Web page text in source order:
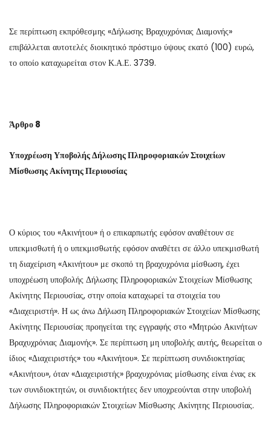
Σε περίπτωση εκπρόθεσμης «Δήλωσης Βραχυχρόνιας Διαμονής»
επιβάλλεται αυτοτελές διοικητικό πρόστιμο ύψους εκατό (100) ευρώ,
το οποίο καταχωρείται στον Κ.Α.Ε. 3739.
Άρθρο 8
Υποχρέωση Υποβολής Δήλωσης Πληροφοριακών Στοιχείων
Μίσθωσης Ακίνητης Περιουσίας
Ο κύριος του «Ακινήτου» ή ο επικαρπωτής εφόσον αναθέτουν σε
υπεκμισθωτή ή ο υπεκμισθωτής εφόσον αναθέτει σε άλλο υπεκμισθωτή
τη διαχείριση «Ακινήτου» με σκοπό τη βραχυχρόνια μίσθωση, έχει
υποχρέωση υποβολής Δήλωσης Πληροφοριακών Στοιχείων Μίσθωσης
Ακίνητης Περιουσίας, στην οποία καταχωρεί τα στοιχεία του
«Διαχειριστή». Η ως άνω Δήλωση Πληροφοριακών Στοιχείων Μίσθωσης
Ακίνητης Περιουσίας προηγείται της εγγραφής στο «Μητρώο Ακινήτων
Βραχυχρόνιας Διαμονής». Σε περίπτωση μη υποβολής αυτής, θεωρείται ο
ίδιος «Διαχειριστής» του «Ακινήτου». Σε περίπτωση συνιδιοκτησίας
«Ακινήτου», όταν «Διαχειριστής» βραχυχρόνιας μίσθωσης είναι ένας εκ
των συνιδιοκτητών, οι συνιδιοκτήτες δεν υποχρεούνται στην υποβολή
Δήλωσης Πληροφοριακών Στοιχείων Μίσθωσης Ακίνητης Περιουσίας.